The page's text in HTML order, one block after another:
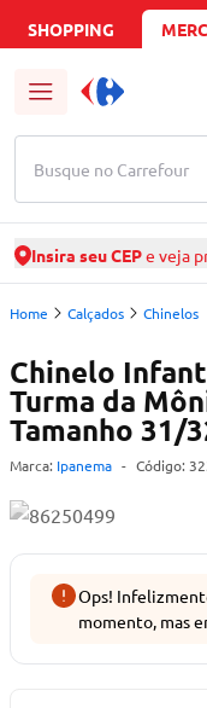
SHOPPING
Busque no Carrefour
Insira seu CEPe veja
Home Calçados Chinelos
Chinelo
Turma da
Tamanho 31/
Marca: Ipanema - Código:
Ops!
momento, mas